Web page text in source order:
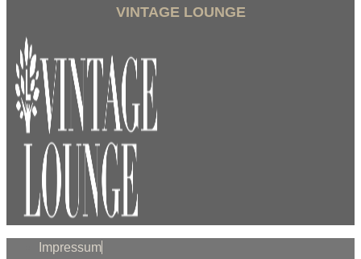
VINTAGE LOUNGE
Impressum